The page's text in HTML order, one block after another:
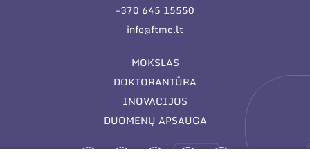
+370 645 15550
info@ftmc.lt
MOKSLAS
DOKTORANTŪRA
INOVACIJOS
DUOMENŲ APSAUGA